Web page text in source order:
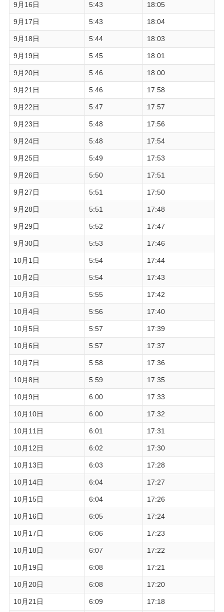
9月16日 5:43 18:05
9月17日 5:43 18:04
9月18日 5:44 18:03
9月19日 5:45 18:01
9月20日 5:46 18:00
9月21日 5:46 17:58
9月22日 5:47 17:57
9月23日 5:48 17:56
9月24日 5:48 17:54
9月25日 5:49 17:53
9月26日 5:50 17:51
9月27日 5:51 17:50
9月28日 5:51 17:48
9月29日 5:52 17:47
9月30日 5:53 17:46
10月1日 5:54 17:44
10月2日 5:54 17:43
10月3日 5:55 17:42
10月4日 5:56 17:40
10月5日 5:57 17:39
10月6日 5:57 17:37
10月7日 5:58 17:36
10月8日 5:59 17:35
10月9日 6:00 17:33
10月10日 6:00 17:32
10月11日 6:01 17:31
10月12日 6:02 17:30
10月13日 6:03 17:28
10月14日 6:04 17:27
10月15日 6:04 17:26
10月16日 6:05 17:24
10月17日 6:06 17:23
10月18日 6:07 17:22
10月19日 6:08 17:21
10月20日 6:08 17:20
10月21日 6:09 17:18